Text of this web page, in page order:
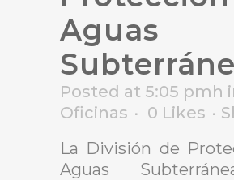
Aguas
Posted at 5:05 pmh
Oficinas
0 Likes
La División de
Aguas